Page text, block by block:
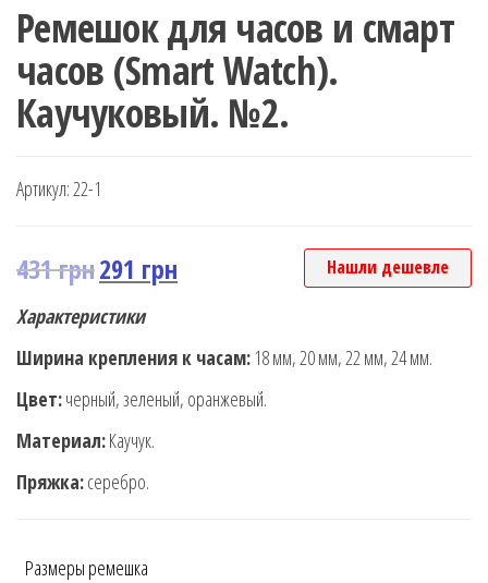
Ремешок для часов и смарт
часов (Smart Watch).
Каучуковый. №2.
Артикул:22-1
431грн291 грн Нашли дешевле
Характеристики
Ширина крепления к часам: 18 мм, 20 мм, 22 мм, 24 мм.
Цвет:черный, зеленый, оранжевый.
Материал:Каучук.
Пряжка:серебро.
Размеры ремешка